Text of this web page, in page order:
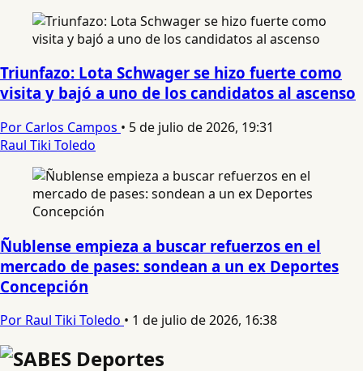
Triunfazo: Lota Schwager se hizo fuerte como
visita y bajó a uno de los candidatos al ascenso
Por Carlos Campos • 5 de julio de 2026, 19:31
Raul Tiki Toledo
Ñublense empieza a buscar refuerzos en el
mercado de pases: sondean a un ex Deportes
Concepción
Por Raul Tiki Toledo • 1 de julio de 2026, 16:38